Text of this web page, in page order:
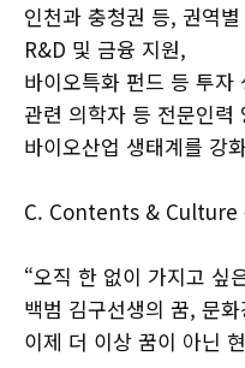
인천과 충청권 등, 권역
R&D 및 금융 지원,
바이오특화 펀드 등 투자
관련 의학자 등 전문인력
바이오산업 생태계를 강
C. Contents & Culture
“오직 한 없이 가지고 싶
백범 김구선생의 꿈, 문
이제 더 이상 꿈이 아닌